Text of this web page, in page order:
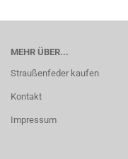
MEHR ÜBER...
Straußenfeder kaufen
Kontakt
Impressum